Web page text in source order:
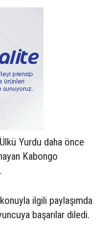
Yurdu daha önce
Kabongo
ilgili paylaşımda
başarılar diledi.